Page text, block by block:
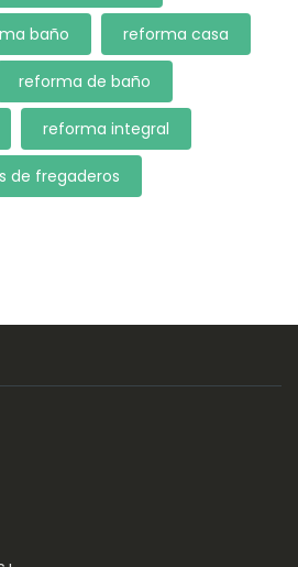
baño reforma casa
reforma de baño
reforma integral
de fregaderos